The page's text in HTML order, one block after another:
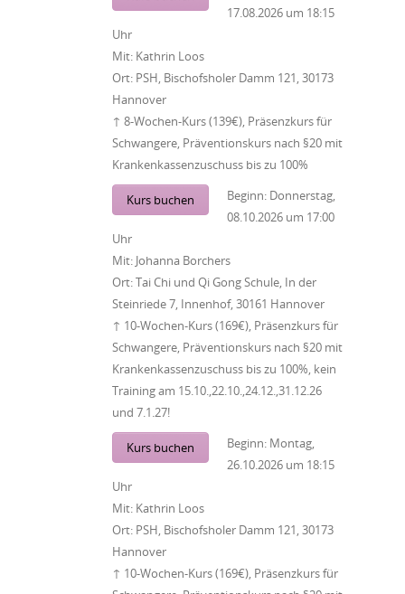
17.08.2026 um 18:15
Uhr
Mit: Kathrin Loos
Ort: PSH, Bischofsholer Damm 121, 30173
Hannover
↑ 8-Wochen-Kurs (139€), Präsenzkurs für
Schwangere, Präventionskurs nach §20 mit
Krankenkassenzuschuss bis zu 100%
Kurs buchen Beginn: Donnerstag,
08.10.2026 um 17:00
Uhr
Mit: Johanna Borchers
Ort:Tai Chi und Qi Gong Schule, In der
Steinriede 7, Innenhof, 30161 Hannover
↑ 10-Wochen-Kurs (169€), Präsenzkurs für
Schwangere, Präventionskurs nach §20 mit
Krankenkassenzuschuss bis zu 100%, kein
Training am 15.10.,22.10.,24.12.,31.12.26
und 7.1.27!
Kurs buchen Beginn: Montag,
26.10.2026 um 18:15
Uhr
Mit: Kathrin Loos
Ort: PSH, Bischofsholer Damm 121, 30173
Hannover
↑ 10-Wochen-Kurs (169€), Präsenzkurs für